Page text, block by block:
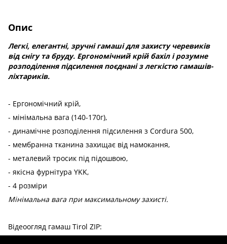
Опис
Легкі, елегантні, зручні гамаші для захисту черевиків
від снігу та бруду. Ергономічний крій бахіл і розумне
розподілення підсилення поєднані з легкістю гамашів-
ліхтариків.
- Ергономічний крій,
- мінімальна вага (140-170г),
- динамічне розподілення підсилення з Cordura 500,
- мембранна тканина захищає від намокання,
- металевий тросик під підошвою,
- якісна фурнітура YKK,
- 4 розміри
Мінімальна вага при максимальному захисті.
Відеоогляд гамаш Tirol ZIP: